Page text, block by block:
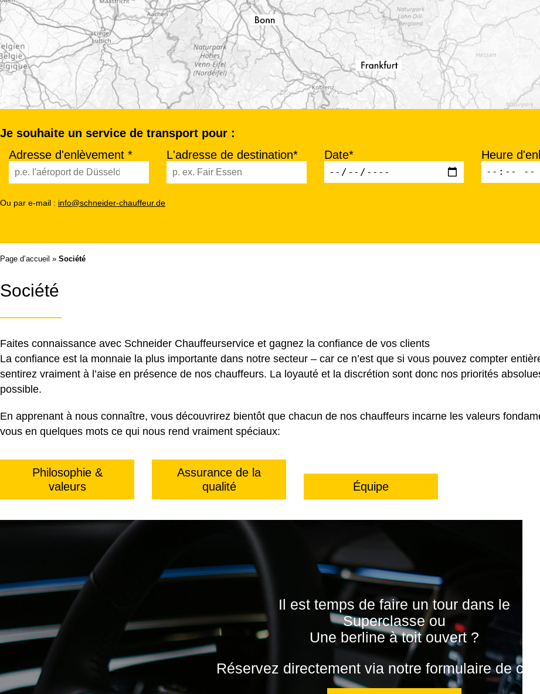
Je souhaite un service de transport pour :
Adresse d'enlèvement *
L'adresse de destination* Date* Heure
Ou par e-mail : info@schneider-chauffeur.de
Page d’accueil » Société
Société
Faites connaissance avec Schneider Chauffeurservice et gagnez la confiance de vos clients
La confiance est la monnaie la plus importante dans notre secteur – car ce n’est que si vous pouvez compter
sentirez vraiment à l’aise en présence de nos chauffeurs. La loyauté et la discrétion sont donc nos priorités
possible.
En apprenant à nous connaître, vous découvrirez bientôt que chacun de nos chauffeurs incarne les valeurs
vous en quelques mots ce qui nous rend vraiment spéciaux:
Philosophie &
valeurs
Assurance de la
qualité
Équipe
Il est temps de faire un tour dans le
Superclasse ou
Une berline à toit ouvert ?
Réservez directement via notre formulaire de